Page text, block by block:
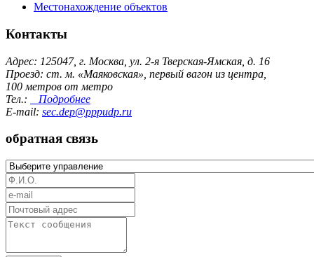
Местонахождение объектов
Контакты
Адрес: 125047, г. Москва, ул. 2-я Тверская-Ямская, д. 16
Проезд: ст. м. «Маяковская», первый вагон из центра,
100 метров от метро
Тел.:
Подробнее
E-mail: sec.dep@pppudp.ru
обратная связь